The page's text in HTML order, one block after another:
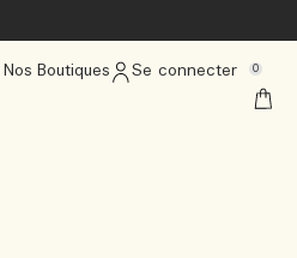
Nos Boutiques Se connecter 0